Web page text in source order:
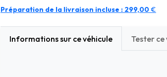
Préparation de la livraison incluse : 299,00€
Informations sur ce véhicule Tester ce